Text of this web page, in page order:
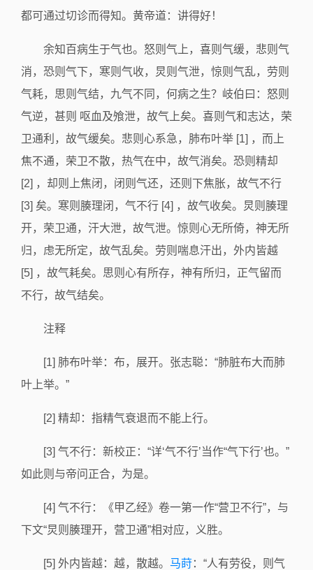
都可通过切诊而得知。黄帝道：讲得好！
余知百病生于气也。怒则气上，喜则气缓，悲则气
消，恐则气下，寒则气收，炅则气泄，惊则气乱，劳则
气耗，思则气结，九气不同，何病之生？岐伯曰：怒则
气逆，甚则 呕血及飧泄，故气上矣。喜则气和志达，荣
卫通利，故气缓矣。悲则心系急，肺布叶举 [1] ，而上
焦不通，荣卫不散，热气在中，故气消矣。恐则精却
[2] ，却则上焦闭，闭则气还，还则下焦胀，故气不行
[3] 矣。寒则腠理闭，气不行 [4] ，故气收矣。炅则腠理
开，荣卫通，汗大泄，故气泄。惊则心无所倚，神无所
归，虑无所定，故气乱矣。劳则喘息汗出，外内皆越
[5] ，故气耗矣。思则心有所存，神有所归，正气留而
不行，故气结矣。
注释
[1] 肺布叶举：布，展开。张志聪：“肺脏布大而肺
叶上举。”
[2] 精却：指精气衰退而不能上行。
[3] 气不行：新校正：“详‘气不行’当作“气下行’也。”
如此则与帝问正合，为是。
[4] 气不行：《甲乙经》卷一第一作“营卫不行”，与
下文“炅则腠理开，营卫通”相对应，义胜。
[5] 外内皆越：越，散越。 马莳：“人有劳役，则气